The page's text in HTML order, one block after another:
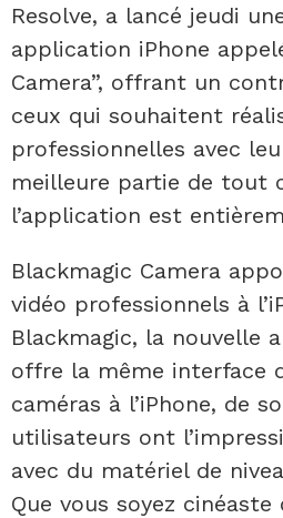
Resolve, a lancé jeudi
application iPhone
Camera”, offrant un
ceux qui souhaitent
professionnelles avec
meilleure partie de tout
l’application est
Blackmagic Camera
vidéo professionnels à
Blackmagic, la nouvelle
offre la même interface
caméras à l’iPhone, de
utilisateurs ont
avec du matériel de
Que vous soyez cinéaste